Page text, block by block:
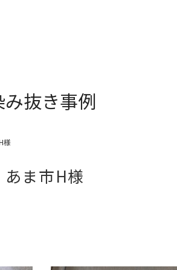
み抜き事例
様
ま市H様